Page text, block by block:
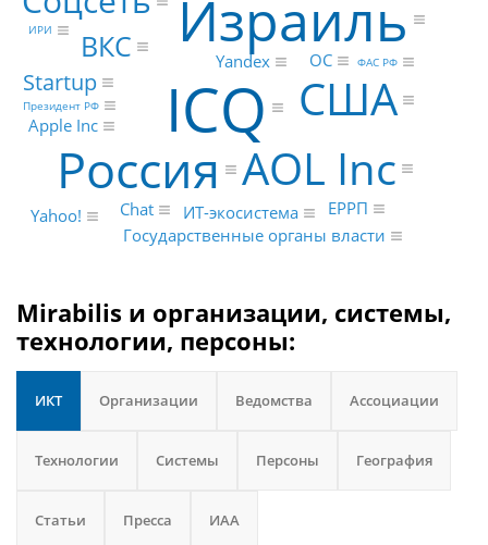
ICQ
Израиль
Россия AOL Inc
США
ВКС
Startup
Yandex
Apple Inc
Yahoo! Chat ИТ-экосистема
ОС
Государственные органы власти
ЕРРП
Президент РФ
ФАС РФ
ИРИ
Mirabilis и организации, системы,
технологии, персоны:
ИКТ Организации Ведомства Ассоциации
Технологии Системы Персоны География
Статьи Пресса ИАА